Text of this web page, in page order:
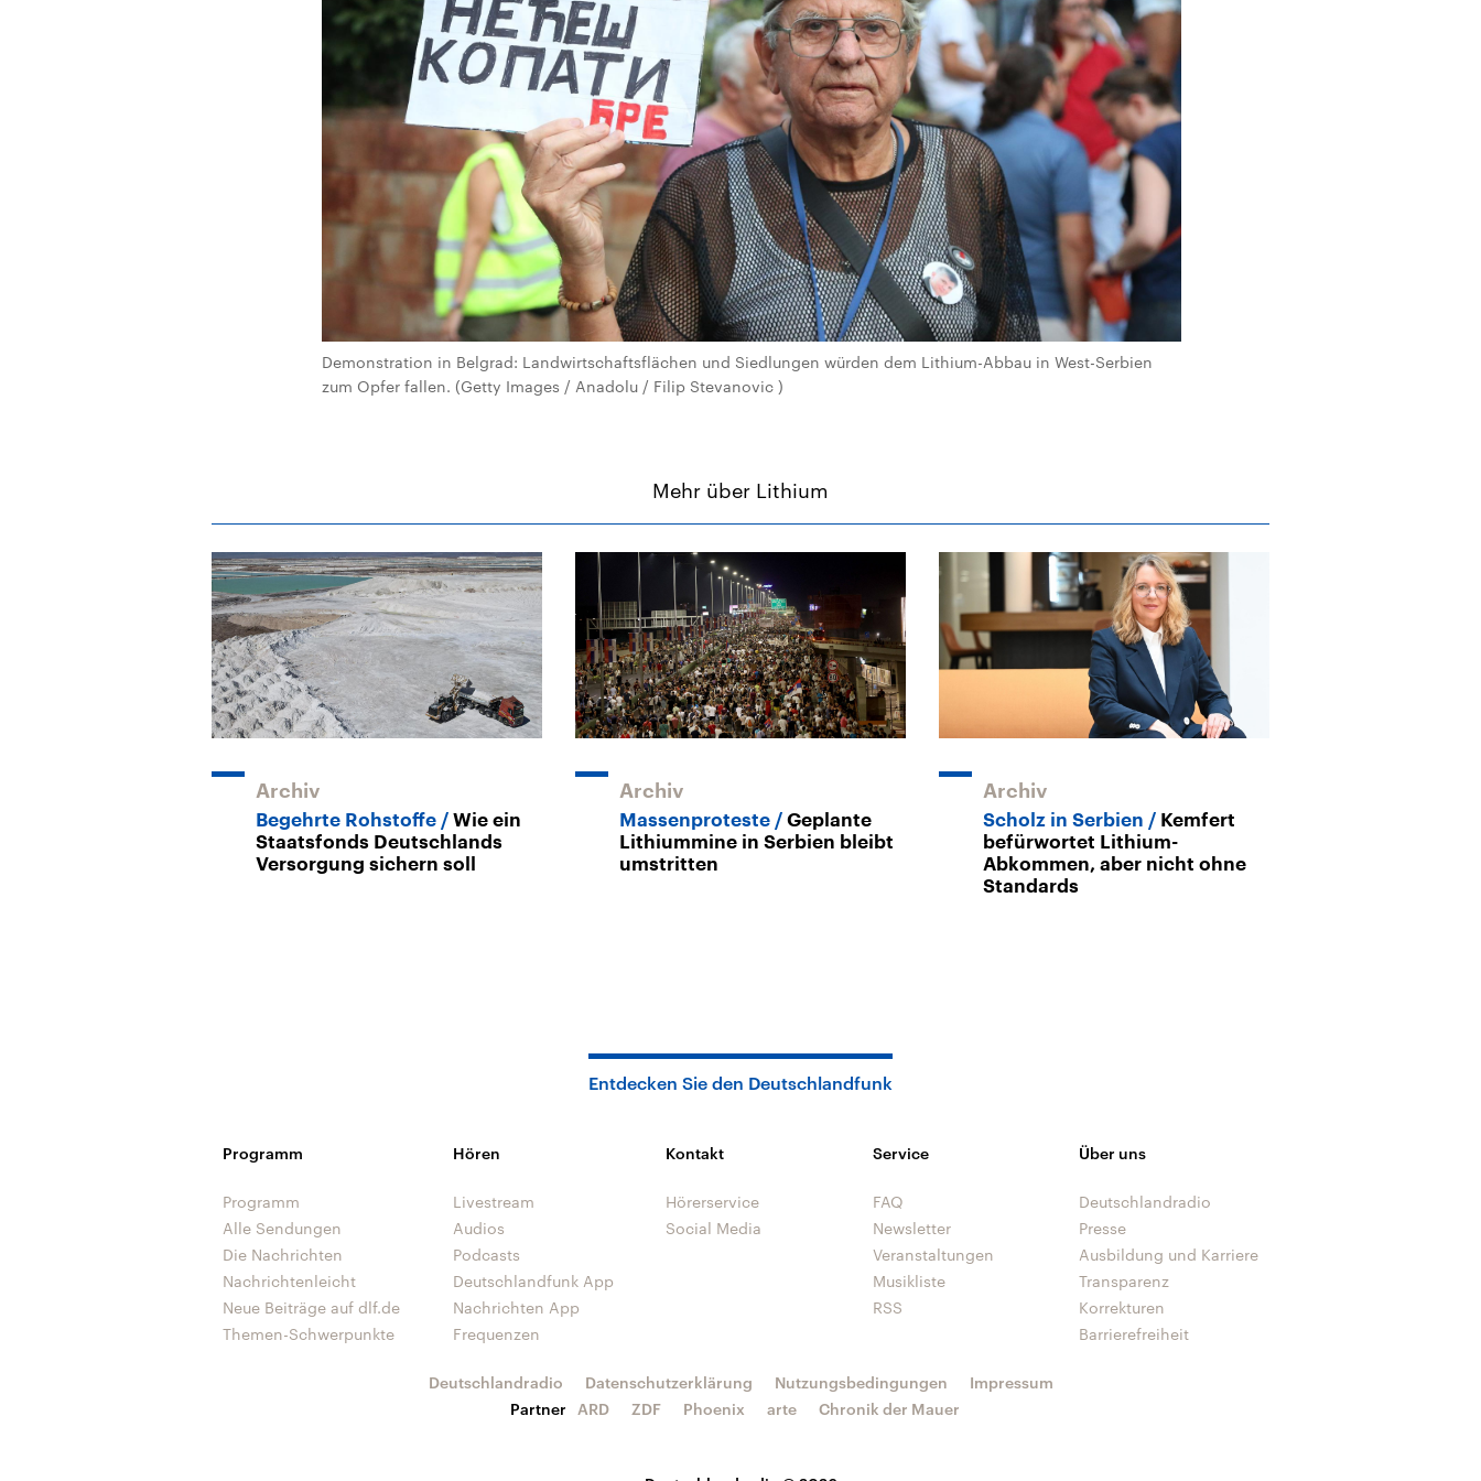
Demonstration in Belgrad: Landwirtschaftsflächen und Siedlungen würden dem Lithium-Abbau in West-Serbien
zum Opfer fallen. (Getty Images / Anadolu / Filip Stevanovic )
Mehr über Lithium
Archiv
Begehrte Rohstoffe
Wie ein
Staatsfonds Deutschlands
Versorgung sichern soll
Archiv
Massenproteste
Geplante
Lithiummine in Serbien bleibt
umstritten
Archiv
Scholz in Serbien
Kemfert
befürwortet Lithium-
Abkommen, aber nicht ohne
Standards
Entdecken Sie den Deutschlandfunk
Programm
Programm
Alle Sendungen
Die Nachrichten
Nachrichtenleicht
Neue Beiträge auf dlf.de
Themen-Schwerpunkte
Hören
Livestream
Audios
Podcasts
Deutschlandfunk App
Nachrichten App
Frequenzen
Kontakt
Hörerservice
Social Media
Service
FAQ
Newsletter
Veranstaltungen
Musikliste
RSS
Über uns
Deutschlandradio
Presse
Ausbildung und Karriere
Transparenz
Korrekturen
Barrierefreiheit
Deutschlandradio Datenschutzerklärung Nutzungsbedingungen
Impressum
Partner
ARD ZDF Phoenix arte Chronik der Mauer